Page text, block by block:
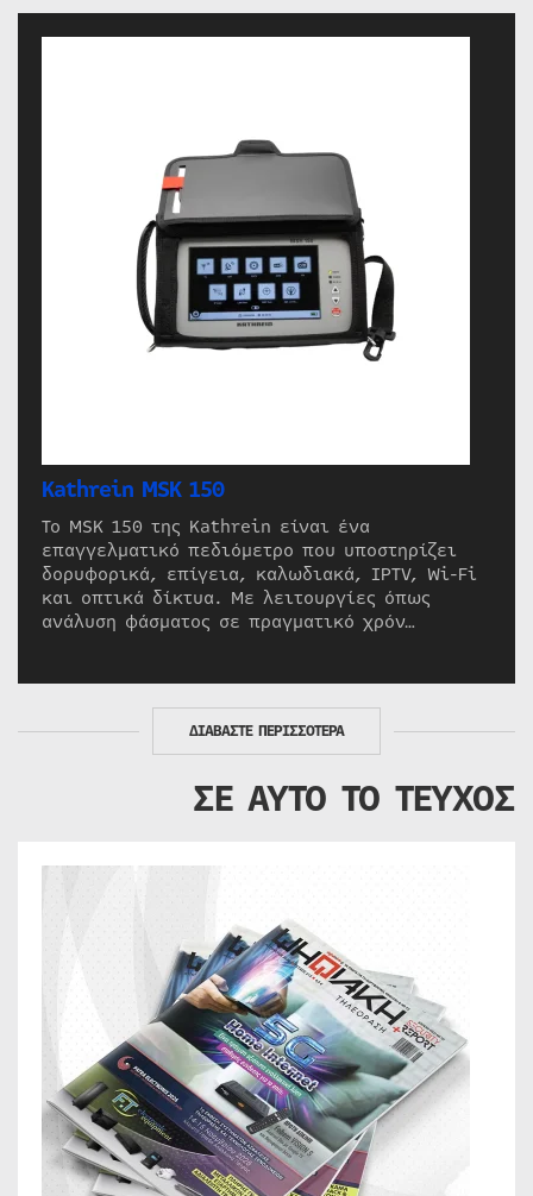
Kathrein MSK 150
Το MSK 150 της Kathrein είναι ένα
επαγγελματικό πεδιόμετρο που υποστηρίζει
δορυφορικά, επίγεια, καλωδιακά, IPTV, Wi-Fi
και οπτικά δίκτυα. Με λειτουργίες όπως
ανάλυση φάσματος σε πραγματικό χρόν…
ΔΙΑΒΑΣΤΕ ΠΕΡΙΣΣΟΤΕΡΑ
ΣΕ ΑΥΤΟ ΤΟ ΤΕΥΧΟΣ